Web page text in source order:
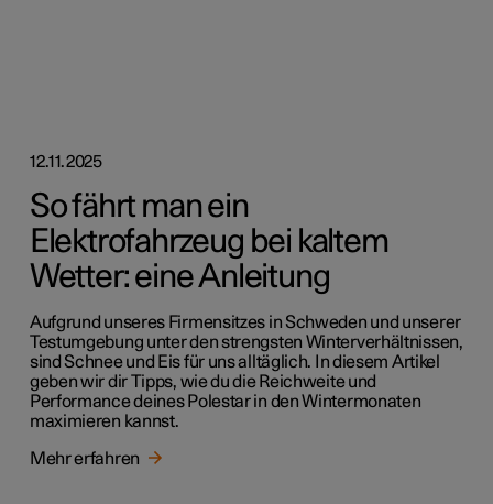
12.11.2025
So fährt man ein
Elektrofahrzeug bei kaltem
Wetter: eine Anleitung
Aufgrund unseres Firmensitzes in Schweden und unserer
Testumgebung unter den strengsten Winterverhältnissen,
sind Schnee und Eis für uns alltäglich. In diesem Artikel
geben wir dir Tipps, wie du die Reichweite und
Performance deines Polestar in den Wintermonaten
maximieren kannst.
Mehr erfahren